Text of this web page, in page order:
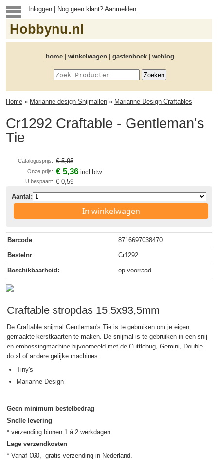
Inloggen | Nog geen klant?Aanmelden
Hobbynu.nl
home winkelwagen gastenboek weblog
Home » Marianne design Snijmallen » Marianne Design Craftables
Cr1292 Craftable - Gentleman's
Tie
Catalogusprijs: € 5,95
Onze prijs: € 5,36 incl btw
U bespaart: € 0,59
Aantal:
In winkelwagen
Barcode: 8716697038470
Bestelnr: Cr1292
Beschikbaarheid: op voorraad
Craftable stropdas 15,5x93,5mm
De Craftable snijmal Gentleman's Tie is te gebruiken om je eigen
gemaakte kerstkaarten te maken. De snijmal is te gebruiken in een snij
en embossingmachine bijvoorbeeld met de Cuttlebug, Gemini, Double
do xl of andere gelijke machines.
Tiny's
Marianne Design
Geen minimum bestelbedrag
Snelle levering
Lage verzendkosten
* Vanaf €60,- gratis verzending in Nederland.